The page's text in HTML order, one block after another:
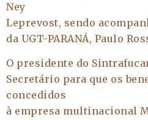
Ney
Leprevost, sendo
da UGT-PARANÁ, Paulo
O presidente do
Secretário para que os
concedidos
à empresa multinacional